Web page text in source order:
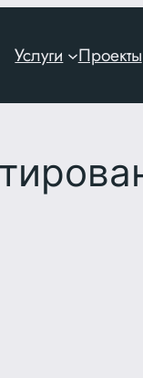
Услуги Проекты